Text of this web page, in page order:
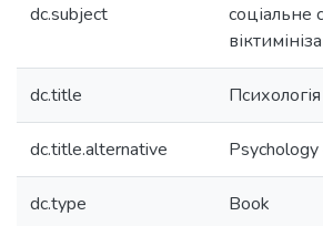
dc.subject
dc.title Психологія
dc.title.alternative Psychology
dc.type Book